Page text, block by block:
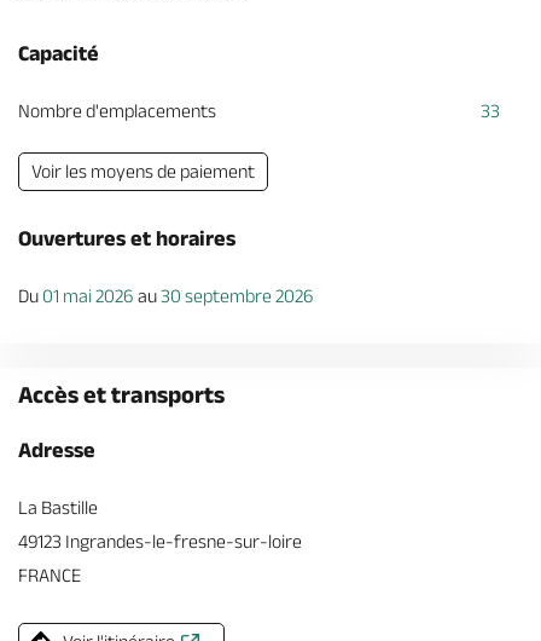
Capacité
Nombre d'emplacements 33
Voir les moyens de paiement
Ouvertures et horaires
Du 01 mai 2026 au30 septembre 2026
Accès et transports
Adresse
La Bastille
49123 Ingrandes-le-fresne-sur-loire
FRANCE